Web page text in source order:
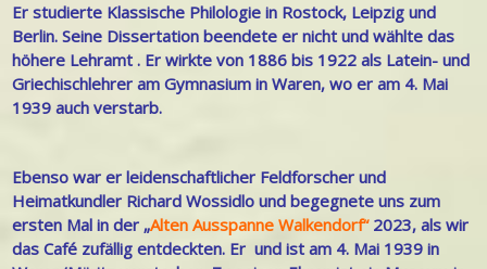
Er studierte Klassische Philologie in Rostock, Leipzig und
Berlin. Seine Dissertation beendete er nicht und wählte das
höhere Lehramt . Er wirkte von 1886 bis 1922 als Latein- und
Griechischlehrer am Gymnasium in Waren, wo er am 4. Mai
1939 auch verstarb.
Ebenso war er leidenschaftlicher Feldforscher und
Heimatkundler Richard Wossidlo und begegnete uns zum
ersten Mal in der „Alten Ausspanne Walkendorf“2023, als wir
das Café zufällig entdeckten. Er und ist am 4. Mai 1939 in